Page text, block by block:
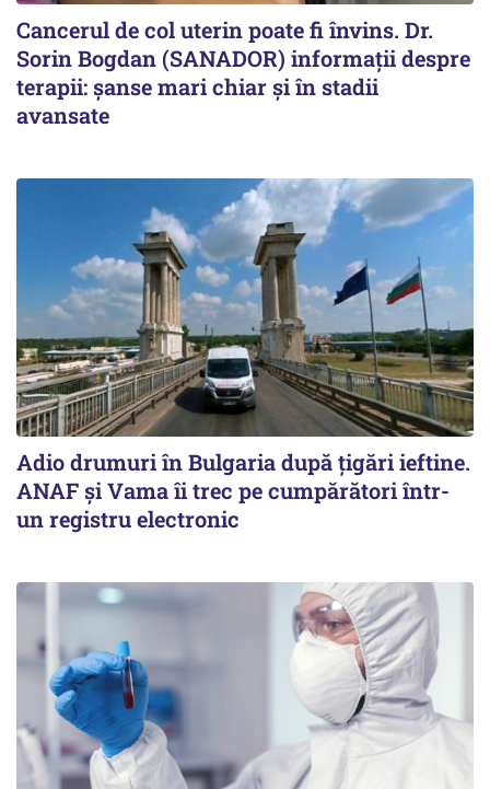
Cancerul de col uterin poate fi învins. Dr.
Sorin Bogdan (SANADOR) informații despre
terapii: șanse mari chiar și în stadii
avansate
Adio drumuri în Bulgaria după țigări ieftine.
ANAF și Vama îi trec pe cumpărători într-
un registru electronic